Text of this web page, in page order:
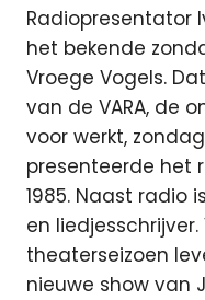
Radiopresentator
het bekende
Vroege Vogels.
van de VARA, de
voor werkt,
presenteerde het
1985. Naast radio
en
theaterseizoen
nieuwe show van